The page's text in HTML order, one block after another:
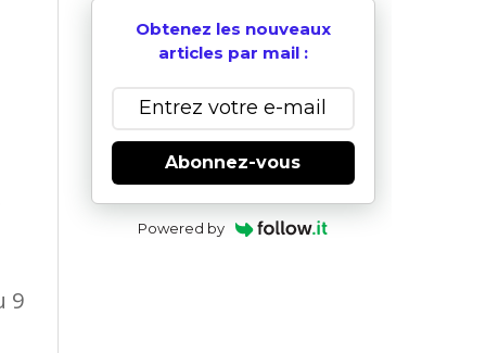
9
Obtenez les nouveaux
articles par mail :
Abonnez-vous
Powered by